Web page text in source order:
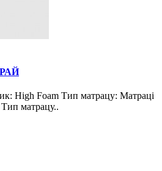
High Foam Тип матрацу: Матраці
матрацу..